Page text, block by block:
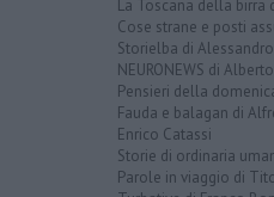
La Toscana della birra
Cose strane e posti
Storielba di
NEURONEWS di
Pensieri della
Fauda e balagan di
Enrico Catassi
Storie di ordinaria
Parole in viaggio di